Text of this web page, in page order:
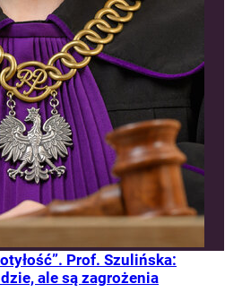
Prof. Szulińska:
ale są zagrożenia